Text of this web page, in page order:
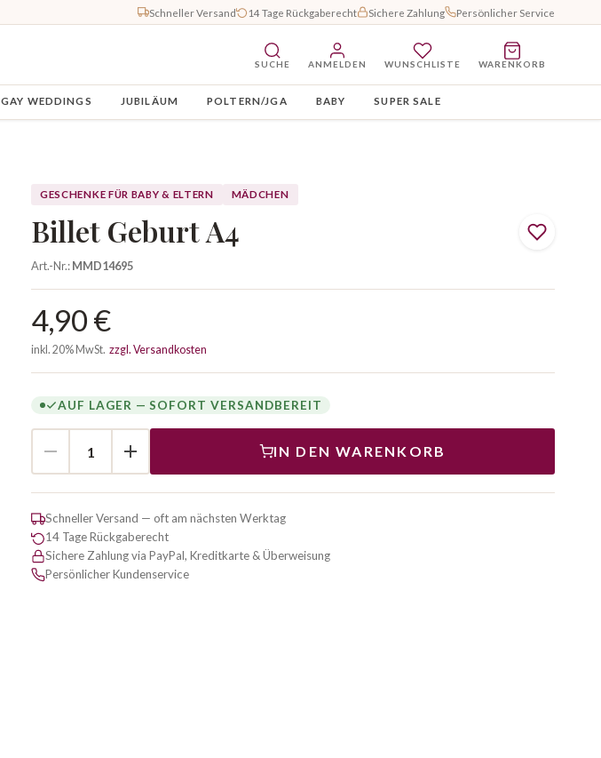
Schneller Versand 14 Tage Rückgaberecht Sichere Zahlung Persönlicher Service
SUCHE ANMELDEN WUNSCHLISTE WARENKORB
GAY WEDDINGS JUBILÄUM POLTERN/JGA BABY SUPER SALE
GESCHENKE FÜR BABY & ELTERN MÄDCHEN
Billet Geburt A4
Art.-Nr.:MMD14695
4,90 €
inkl. 20% MwSt. zzgl. Versandkosten
AUF LAGER — SOFORT VERSANDBEREIT
IN DEN WARENKORB
Schneller Versand — oft am nächsten Werktag
14 Tage Rückgaberecht
Sichere Zahlung via PayPal, Kreditkarte & Überweisung
Persönlicher Kundenservice